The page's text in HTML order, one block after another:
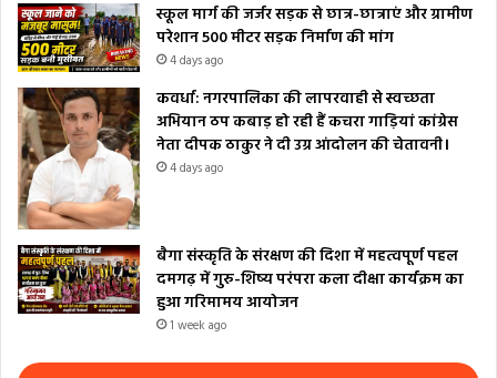
स्कूल मार्ग की जर्जर सड़क से छात्र-छात्राएं और ग्रामीण
परेशान 500 मीटर सड़क निर्माण की मांग
4 days ago
कवर्धा: नगरपालिका की लापरवाही से स्वच्छता
अभियान ठप कबाड़ हो रही हैं कचरा गाड़ियां कांग्रेस
नेता दीपक ठाकुर ने दी उग्र आंदोलन की चेतावनी।
4 days ago
बैगा संस्कृति के संरक्षण की दिशा में महत्वपूर्ण पहल
दमगढ़ में गुरु-शिष्य परंपरा कला दीक्षा कार्यक्रम का
हुआ गरिमामय आयोजन
1 week ago